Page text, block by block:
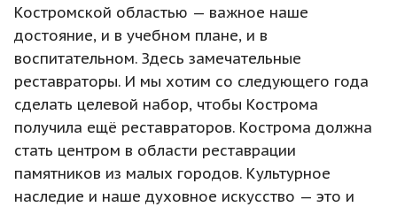
Костромской областью — важное наше
достояние, и в учебном плане, и в
воспитательном. Здесь замечательные
реставраторы. И мы хотим со следующего года
сделать целевой набор, чтобы Кострома
получила ещё реставраторов. Кострома должна
стать центром в области реставрации
памятников из малых городов. Культурное
наследие и наше духовное искусство — это и